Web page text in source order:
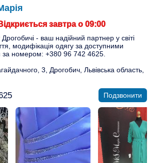
завтра о 09:00
- ваш надійний партнер у світі
модифікація одягу за доступними
за номером: +380 96 742 4625.
3, Дрогобич, Львівська область,
Подзвонити